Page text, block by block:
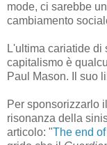
mode, ci sarebbe
cambiamento
L'ultima cariatide di
capitalismo è
Paul Mason. Il suo
Per sponsorizzarlo il
risonanza della
articolo: "The end